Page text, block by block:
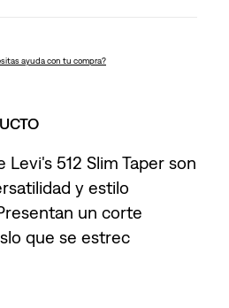
ayuda con tu compra?
Levi's 512 Slim Taper son
y estilo
un corte
que se estrec